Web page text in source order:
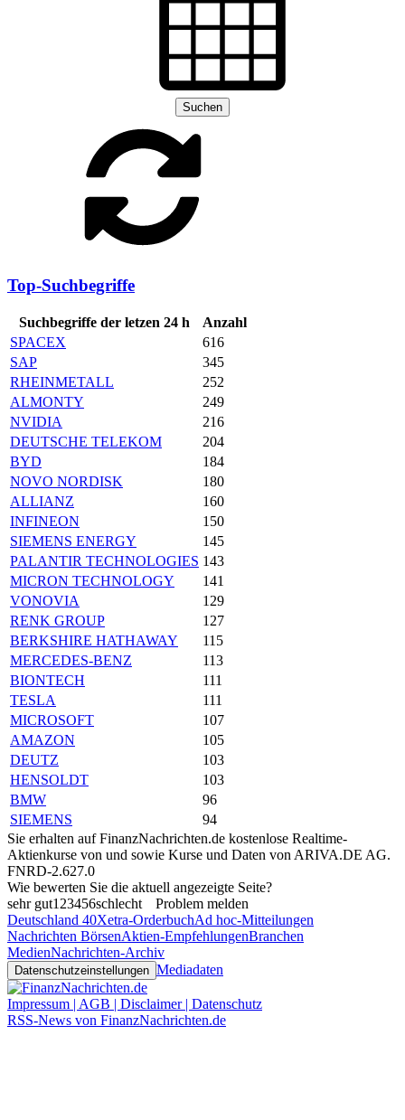
Suchen
Top-Suchbegriffe
Suchbegriffe der letzen 24 h
Anzahl
SPACEX
616
SAP
345
RHEINMETALL
252
ALMONTY
249
NVIDIA
216
DEUTSCHE TELEKOM
204
BYD
184
NOVO NORDISK
180
ALLIANZ
160
INFINEON
150
SIEMENS ENERGY
145
PALANTIR TECHNOLOGIES 143
MICRON TECHNOLOGY
141
VONOVIA
129
RENK GROUP
127
BERKSHIRE HATHAWAY
115
MERCEDES-BENZ
113
BIONTECH
111
TESLA
111
MICROSOFT
107
AMAZON
105
DEUTZ
103
HENSOLDT
103
BMW
96
SIEMENS
94
Sie erhalten auf FinanzNachrichten.de kostenlose Realtime-
Aktienkurse von und sowie Kurse und Daten von ARIVA.DE AG.
FNRD-2.627.0
Wie bewerten Sie die aktuell angezeigte Seite?
sehr gut1 23456schlecht
Problem melden
Deutschland 40Xetra-OrderbuchAd hoc-Mitteilungen
Nachrichten BörsenAktien-EmpfehlungenBranchen
MedienNachrichten-Archiv
Datenschutzeinstellungen Mediadaten
Impressum | AGB | Disclaimer | Datenschutz
RSS-News von FinanzNachrichten.de